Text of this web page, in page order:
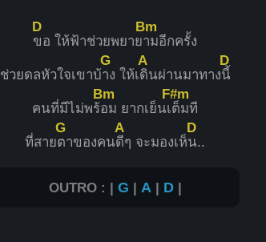
D
ขอ ให้ฟ้าช่วยพยาย
Bm
ามอีกครั้ง
ช่วยดลหัวใจเขาบ้
G
าง ให้เ
A
ดินผ่านมาทาง
D
นี้
คนที่มีไม่พร้
Bm
อม ยากเย็นเ
F#m
ต็มที
ที่สาย
G
ตาของคน
A
ดีๆ จะมองเห็
D
น..
OUTRO : | G | A | D|